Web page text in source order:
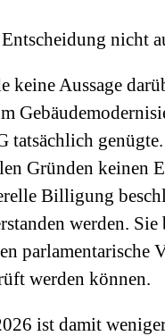
nicht
keine Aussage
tatsächlich
Gründen keinen
Billigung
werden.
parlamentarische
werden können.
ist damit